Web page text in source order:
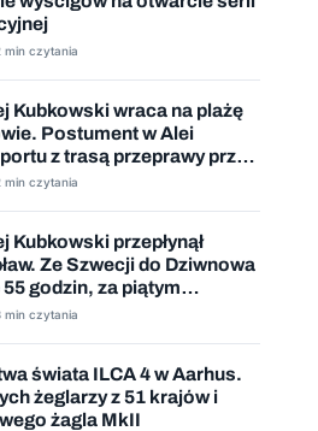
min czytania
Kubkowski wraca na plażę
Postument w Alei
z trasą przeprawy przez
min czytania
Kubkowski przepłynął
Ze Szwecji do Dziwnowa
55 godzin, za piątym
min czytania
świata ILCA 4 w Aarhus.
żeglarzy z 51 krajów i
żagla MkII